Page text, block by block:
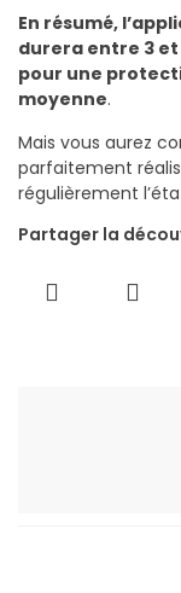
En résumé,
durera entre 3 et
pour une
moyenne.
Mais vous aurez
parfaitement
régulièrement
Partager la